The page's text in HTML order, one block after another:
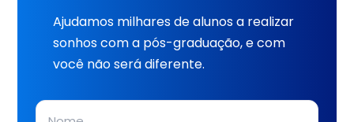
Ajudamos milhares de alunos a realizar
sonhos com a pós-graduação, e com
você não será diferente.